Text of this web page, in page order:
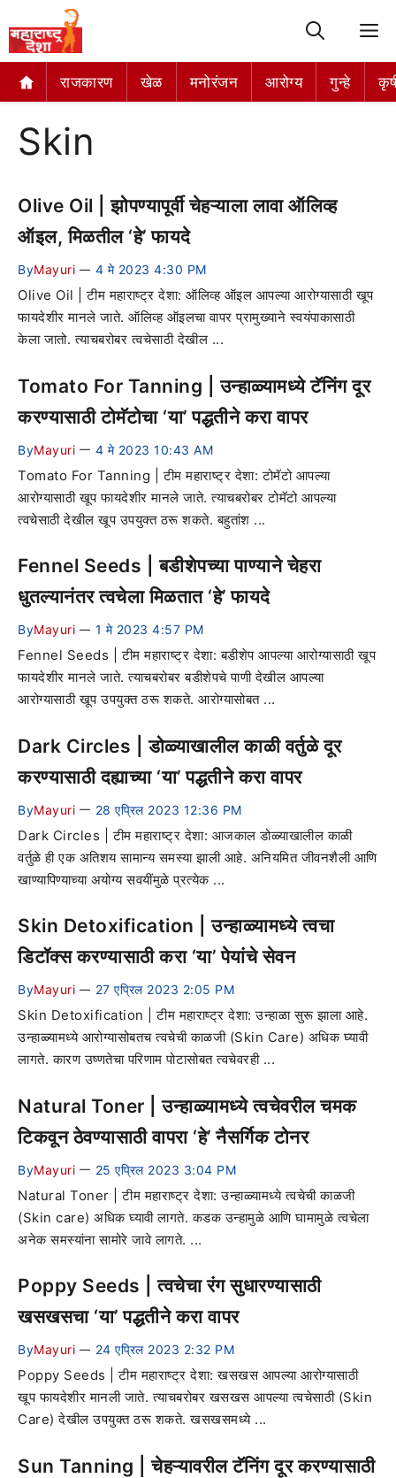
राजकारण खेळ मनोरंजन आरोग्य गुन्हे
Skin
Olive Oil | झोपण्यापूर्वी चेहऱ्याला लावा ऑलिव्ह
ऑइल, मिळतील ‘हे’ फायदे
ByMayuri — 4 मे 2023 4:30 PM
Olive Oil | टीम महाराष्ट्र देशा: ऑलिव्ह ऑइल आपल्या आरोग्यासाठी खूप
फायदेशीर मानले जाते. ऑलिव्ह ऑइलचा वापर प्रामुख्याने स्वयंपाकासाठी
केला जातो. त्याचबरोबर त्वचेसाठी देखील ...
Tomato For Tanning | उन्हाळ्यामध्ये टॅनिंग दूर
करण्यासाठी टोमॅटोचा ‘या’ पद्धतीने करा वापर
ByMayuri — 4 मे 2023 10:43 AM
Tomato For Tanning | टीम महाराष्ट्र देशा: टोमॅटो आपल्या
आरोग्यासाठी खूप फायदेशीर मानले जाते. त्याचबरोबर टोमॅटो आपल्या
त्वचेसाठी देखील खूप उपयुक्त ठरू शकते. बहुतांश ...
Fennel Seeds | बडीशेपच्या पाण्याने चेहरा
धुतल्यानंतर त्वचेला मिळतात ‘हे’ फायदे
ByMayuri — 1 मे 2023 4:57 PM
Fennel Seeds | टीम महाराष्ट्र देशा: बडीशेप आपल्या आरोग्यासाठी खूप
फायदेशीर मानले जाते. त्याचबरोबर बडीशेपचे पाणी देखील आपल्या
आरोग्यासाठी खूप उपयुक्त ठरू शकते. आरोग्यासोबत ...
Dark Circles | डोळ्याखालील काळी वर्तुळे दूर
करण्यासाठी दह्याच्या ‘या’ पद्धतीने करा वापर
ByMayuri — 28 एप्रिल 2023 12:36 PM
Dark Circles | टीम महाराष्ट्र देशा: आजकाल डोळ्याखालील काळी
वर्तुळे ही एक अतिशय सामान्य समस्या झाली आहे. अनियमित जीवनशैली आणि
खाण्यापिण्याच्या अयोग्य सवयींमुळे प्रत्येक ...
Skin Detoxification | उन्हाळ्यामध्ये त्वचा
डिटॉक्स करण्यासाठी करा ‘या’ पेयांचे सेवन
ByMayuri — 27 एप्रिल 2023 2:05 PM
Skin Detoxification | टीम महाराष्ट्र देशा: उन्हाळा सुरू झाला आहे.
उन्हाळ्यामध्ये आरोग्यासोबतच त्वचेची काळजी (Skin Care) अधिक घ्यावी
लागते. कारण उष्णतेचा परिणाम पोटासोबत त्वचेवरही ...
Natural Toner | उन्हाळ्यामध्ये त्वचेवरील चमक
टिकवून ठेवण्यासाठी वापरा ‘हे’ नैसर्गिक टोनर
ByMayuri — 25 एप्रिल 2023 3:04 PM
Natural Toner | टीम महाराष्ट्र देशा: उन्हाळ्यामध्ये त्वचेची काळजी
(Skin care) अधिक घ्यावी लागते. कडक उन्हामुळे आणि घामामुळे त्वचेला
अनेक समस्यांना सामोरे जावे लागते. ...
Poppy Seeds | त्वचेचा रंग सुधारण्यासाठी
खसखसचा ‘या’ पद्धतीने करा वापर
ByMayuri — 24 एप्रिल 2023 2:32 PM
Poppy Seeds | टीम महाराष्ट्र देशा: खसखस आपल्या आरोग्यासाठी
खूप फायदेशीर मानली जाते. त्याचबरोबर खसखस आपल्या त्वचेसाठी (Skin
Care) देखील उपयुक्त ठरू शकते. खसखसमध्ये ...
Sun Tanning | चेहऱ्यावरील टॅनिंग दूर करण्यासाठी